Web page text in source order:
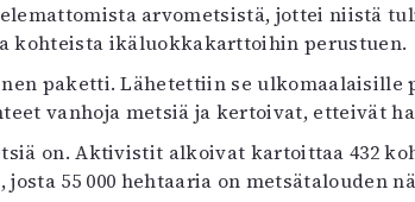
arvometsistä, jottei niistä
ikäluokkakarttoihin perustuen.
paketti. Lähetettiin se ulkomaalaisille
vanhoja metsiä ja kertoivat, etteivät
on. Aktivistit alkoivat kartoittaa 432
55 000 hehtaaria on metsätalouden